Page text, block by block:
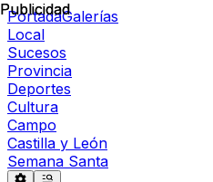
PortadaGalerías
Local
Sucesos
Provincia
Deportes
Cultura
Campo
Castilla y León
Semana Santa
Publicidad
Publicidad